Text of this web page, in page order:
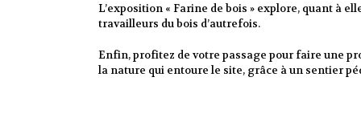
L’exposition « Farine de bois » explore, quant à
travailleurs du bois d’autrefois.
Enfin, profitez de votre passage pour faire une
la nature qui entoure le site, grâce à un sentier